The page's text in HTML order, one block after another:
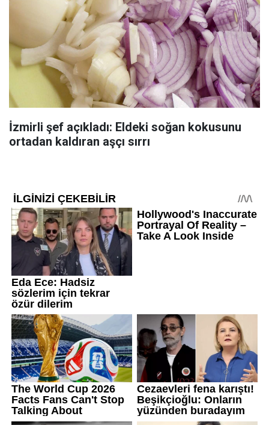
İzmirli şef açıkladı: Eldeki soğan kokusunu
ortadan kaldıran aşçı sırrı